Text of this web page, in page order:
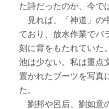
た詩だったのか、今で
見れば、「神道」の
ており、放水作業でバ
刻に背をもたれていた
池は少ない。私は重点
置かれたブーツを写真
た。
劉邦や呂后、劉如意